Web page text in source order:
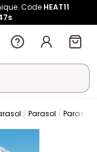
Code HEAT11
Parasol Parasol